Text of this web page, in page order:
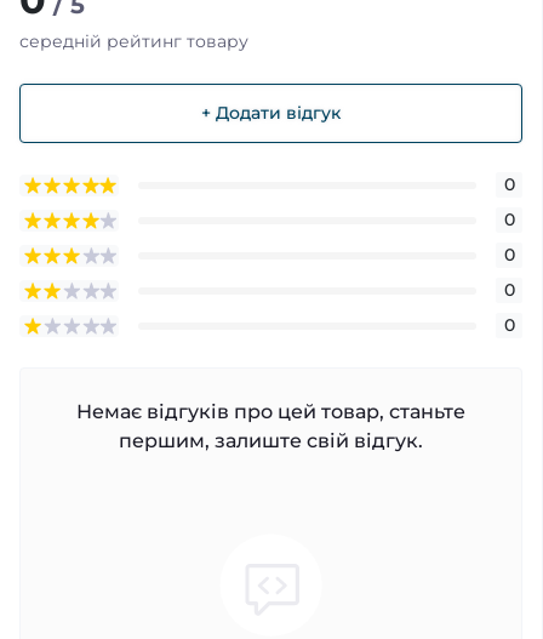
середній рейтинг товару
+ Додати відгук
0
0
0
0
0
Немає відгуків про цей товар, станьте
першим, залиште свій відгук.